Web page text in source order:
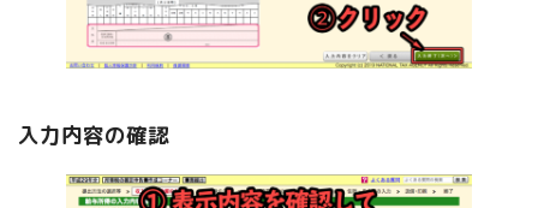
入力内容の確認